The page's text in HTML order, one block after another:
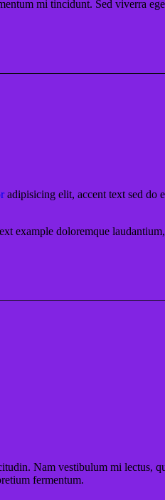
mi tincidunt. Sed viverra
adipisicing elit, accent text sed do
example doloremque
Nam vestibulum mi lectus,
fermentum.